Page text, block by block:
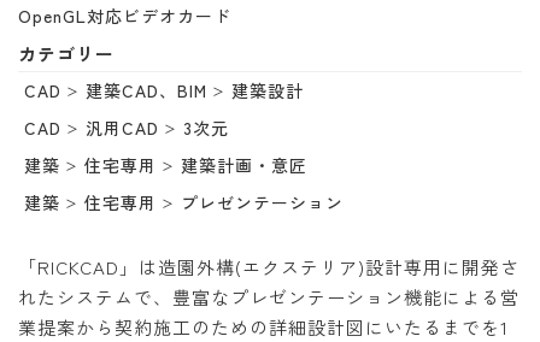
OpenGL対応ビデオカード
カテゴリー
CAD 建築CAD、BIM
建築設計
CAD
汎用CAD
3次元
建築
住宅専用
建築計画・意匠
建築
住宅専用 プレゼンテーション
「RICKCAD」は造園外構(エクステリア)設計専用に開発さ
れたシステムで、豊富なプレゼンテーション機能による営
業提案から契約施工のための詳細設計図にいたるまでを1